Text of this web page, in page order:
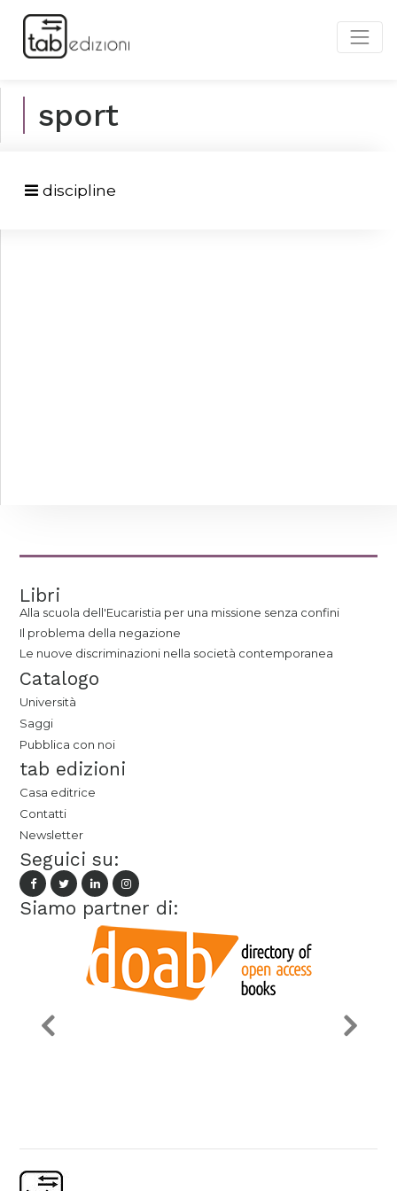
sport
discipline
Libri
Alla scuola dell'Eucaristia per una missione senza confini
Il problema della negazione
Le nuove discriminazioni nella società contemporanea
Catalogo
Università
Saggi
Pubblica con noi
tab edizioni
Casa editrice
Contatti
Newsletter
Seguici su:
Siamo partner di: